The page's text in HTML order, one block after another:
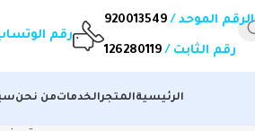
الرقم الموحد /920013549
رقم الثابت /126280119
رقم
الرئيسيةالمتجرالخدماتمن نحن